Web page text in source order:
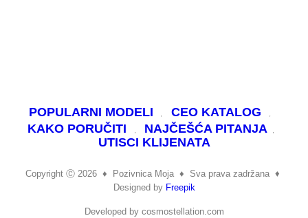
POPULARNI MODELI
CEO KATALOG
KAKO PORUČITI
NAJČEŠĆA PITANJA
UTISCI KLIJENATA
Copyright Ⓒ 2026 ♦ Pozivnica Moja ♦ Sva prava zadržana ♦
Designed by Freepik
Developed by cosmostellation.com